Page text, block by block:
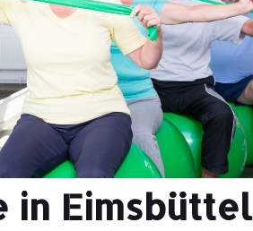
in Eimsbüttel